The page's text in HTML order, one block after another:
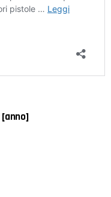
[anno]